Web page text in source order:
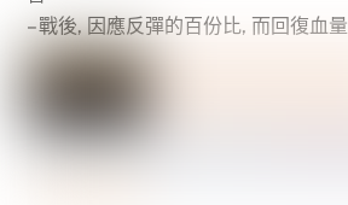
– 戰後, 因應反彈的百份比, 而回復血量